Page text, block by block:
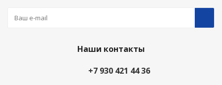
Наши контакты
+7 930 421 44 36